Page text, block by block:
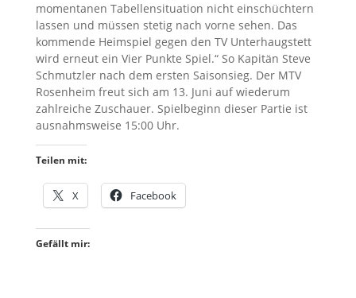
momentanen Tabellensituation nicht einschüchtern
lassen und müssen stetig nach vorne sehen. Das
kommende Heimspiel gegen den TV Unterhaugstett
wird erneut ein Vier Punkte Spiel.“ So Kapitän Steve
Schmutzler nach dem ersten Saisonsieg. Der MTV
Rosenheim freut sich am 13. Juni auf wiederum
zahlreiche Zuschauer. Spielbeginn dieser Partie ist
ausnahmsweise 15:00 Uhr.
Teilen mit:
X Facebook
Gefällt mir: